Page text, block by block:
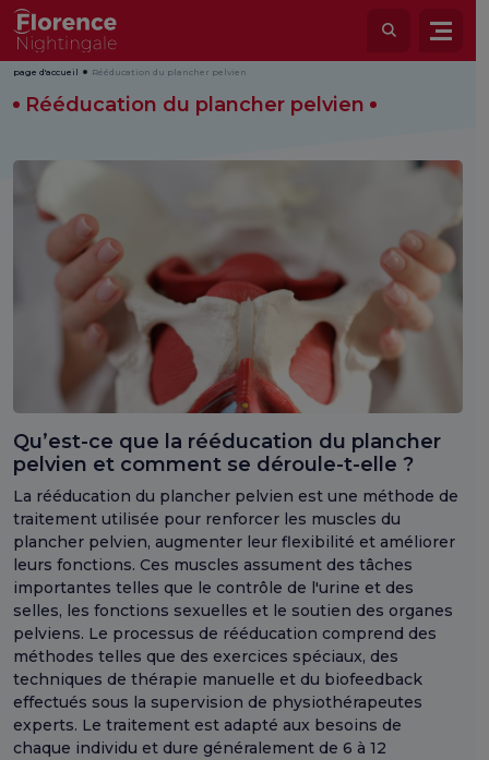
page d'accueil Rééducation du plancher pelvien
Rééducation du plancher pelvien
Qu’est-ce que la rééducation du plancher
pelvien et comment se déroule-t-elle ?
La rééducation du plancher pelvien est une méthode de
traitement utilisée pour renforcer les muscles du
plancher pelvien, augmenter leur flexibilité et améliorer
leurs fonctions. Ces muscles assument des tâches
importantes telles que le contrôle de l'urine et des
selles, les fonctions sexuelles et le soutien des organes
pelviens. Le processus de rééducation comprend des
méthodes telles que des exercices spéciaux, des
techniques de thérapie manuelle et du biofeedback
effectués sous la supervision de physiothérapeutes
experts. Le traitement est adapté aux besoins de
chaque individu et dure généralement de 6 à 12